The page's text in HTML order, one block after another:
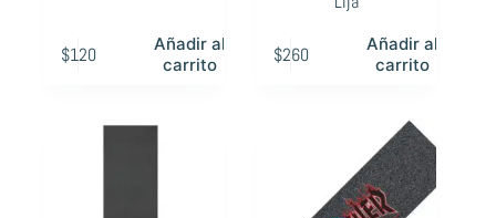
$120
Añadir al
carrito
$260
Añadir al
carrito